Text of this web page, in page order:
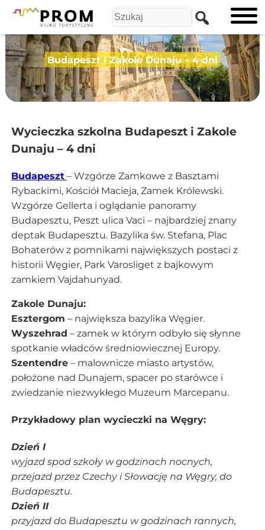
Budapeszt i Zakole Dunaju – 4 dni
Wycieczka szkolna Budapeszt i Zakole
Dunaju – 4 dni
Budapeszt – Wzgórze Zamkowe z Basztami
Rybackimi, Kościół Macieja, Zamek Królewski.
Wzgórze Gellerta i oglądanie panoramy
Budapesztu, Peszt ulica Vaci – najbardziej znany
deptak Budapesztu. Bazylika św. Stefana, Plac
Bohaterów z pomnikami największych postaci z
historii Węgier, Park Varosliget z bajkowym
zamkiem Vajdahunyad.
Zakole Dunaju:
Esztergom – największa bazylika Węgier.
Wyszehrad – zamek w którym odbyło się słynne
spotkanie władców średniowiecznej Europy.
Szentendre– malownicze miasto artystów,
położone nad Dunajem, spacer po starówce i
zwiedzanie niezwykłego Muzeum Marcepanu.
Przykładowy plan wycieczki na Węgry:
Dzień I
wyjazd spod szkoły w godzinach nocnych,
przejazd przez Czechy i Słowację na Węgry, do
Budapesztu.
Dzień II
przyjazd do Budapesztu w godzinach rannych,